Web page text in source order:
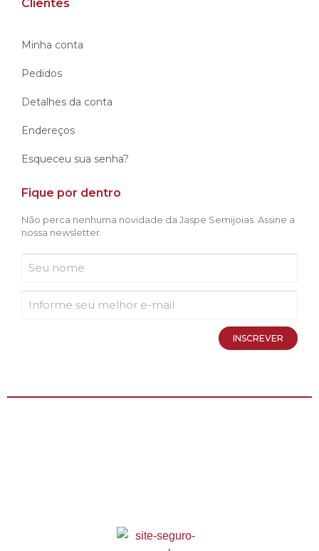
Clientes
Minha conta
Pedidos
Detalhes da conta
Endereços
Esqueceu sua senha?
Fique por dentro
Não perca nenhuma novidade da Jaspe Semijoias. Assine a
nossa newsletter.
INSCREVER